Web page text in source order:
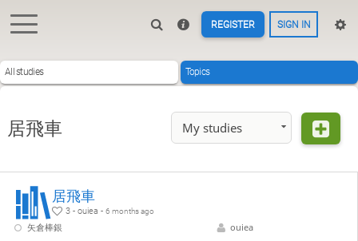
REGISTER SIGN IN
All studies Topics
居飛車 My studies
居飛車
3 - ouiea -6 months ago
矢倉棒銀 ouiea